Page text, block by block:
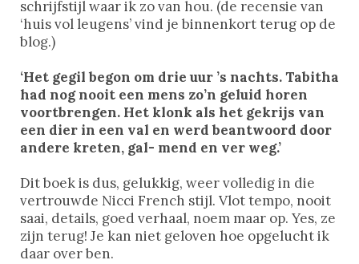
schrijfstijl waar ik zo van hou. (de recensie van
‘huis vol leugens’ vind je binnenkort terug op de
blog.)
‘Het gegil begon om drie uur ’s nachts. Tabitha
had nog nooit een mens zo’n geluid horen
voortbrengen. Het klonk als het gekrijs van
een dier in een val en werd beantwoord door
andere kreten, gal- mend en ver weg.’
Dit boek is dus, gelukkig, weer volledig in die
vertrouwde Nicci French stijl. Vlot tempo, nooit
saai, details, goed verhaal, noem maar op. Yes, ze
zijn terug! Je kan niet geloven hoe opgelucht ik
daar over ben.